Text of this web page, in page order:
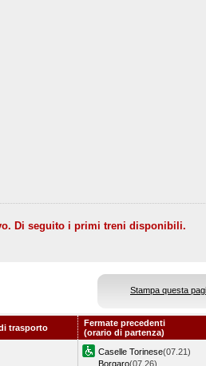
Di seguito i primi treni disponibili.
Stampa questa
trasporto
Fermate precedenti
(orario di partenza)
Caselle Torinese(07.21)
Borgaro(07.26)